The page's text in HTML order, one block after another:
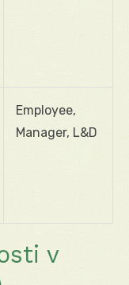
Employee,
Manager, L&D
v